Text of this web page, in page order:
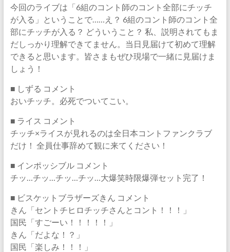
今回のライブは「6組のコント師のコント全部にチッチ
が入る」ということで……え？ 6組のコント師のコント全
部にチッチが入る？ どういうこと？ 私、説明されてもま
だしっかり理解できてません。当日見届けて初めて理解
できると思います。皆さまもぜひ現場で一緒に見届けま
しょう！
■ しずる コメント
おいチッチ。必死でついてこい。
■ ライス コメント
チッチ×ライスが見れるのは全日本コントファンクラブ
だけ！ 全員仕事辞めて観に来てください！
■ インポッシブル コメント
チッ…チッ…チッ…チッ…大爆笑時限爆弾セット完了！
■ ビスケットブラザーズきん コメント
きん「セントチヒロチッチさんとコント！！！」
国民「すごーい！！！！！」
きん「だよな！？」
国民「楽しみ！！！」